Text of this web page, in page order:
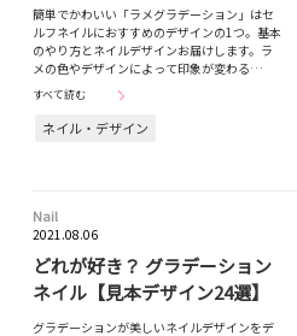
簡単でかわいい「ラメグラデーション」はセ
ルフネイルにおすすめのデザインの1つ。基本
のやり方とネイルデザインお届けします。ラ
メの色やデザインによって印象が変わる…
すべて読む
ネイル・デザイン
Nail
2021.08.06
どれが好き？ グラデーション
ネイル【見本デザイン24選】
グラデーションが美しいネイルデザインをデ